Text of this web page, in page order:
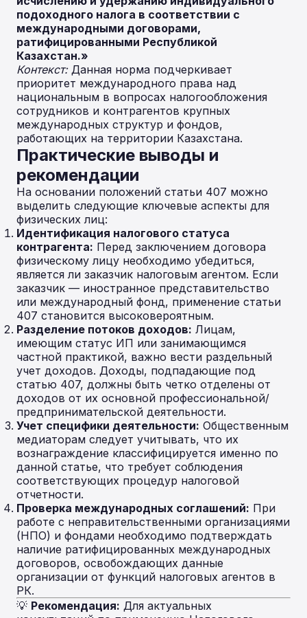
подоходного налога в соответствии с
международными договорами,
ратифицированными Республикой
Казахстан.»
Контекст:Данная норма подчеркивает
приоритет международного права над
национальным в вопросах налогообложения
сотрудников и контрагентов крупных
международных структур и фондов,
работающих на территории Казахстана.
Практические выводы и
рекомендации
На основании положений статьи 407 можно
выделить следующие ключевые аспекты для
физических лиц:
Идентификация налогового статуса
контрагента: Перед заключением договора
физическому лицу необходимо убедиться,
является ли заказчик налоговым агентом. Если
заказчик — иностранное представительство
или международный фонд, применение статьи
407 становится высоковероятным.
Разделение потоков доходов: Лицам,
имеющим статус ИП или занимающимся
частной практикой, важно вести раздельный
учет доходов. Доходы, подпадающие под
статью 407, должны быть четко отделены от
доходов от их основной профессиональной/
предпринимательской деятельности.
Учет специфики деятельности: Общественным
медиаторам следует учитывать, что их
вознаграждение классифицируется именно по
данной статье, что требует соблюдения
соответствующих процедур налоговой
отчетности.
Проверка международных соглашений: При
работе с неправительственными организациями
(НПО) и фондами необходимо подтверждать
наличие ратифицированных международных
договоров, освобождающих данные
организации от функций налоговых агентов в
РК.
💡 Рекомендация: Для актуальных